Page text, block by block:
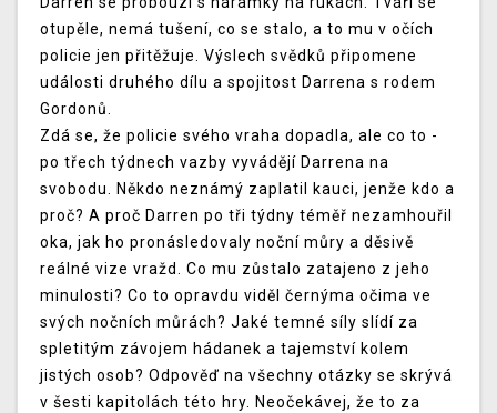
otupěle, nemá tušení, co se stalo, a to mu v očích
policie jen přitěžuje. Výslech svědků připomene
události druhého dílu a spojitost Darrena s rodem
Gordonů.
Zdá se, že policie svého vraha dopadla, ale co to -
po třech týdnech vazby vyvádějí Darrena na
svobodu. Někdo neznámý zaplatil kauci, jenže kdo a
proč? A proč Darren po tři týdny téměř nezamhouřil
oka, jak ho pronásledovaly noční můry a děsivě
reálné vize vražd. Co mu zůstalo zatajeno z jeho
minulosti? Co to opravdu viděl černýma očima ve
svých nočních můrách? Jaké temné síly slídí za
spletitým závojem hádanek a tajemství kolem
jistých osob? Odpověď na všechny otázky se skrývá
v šesti kapitolách této hry. Neočekávej, že to za